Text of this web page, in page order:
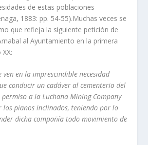
de estas poblaciones
1883: pp. 54-55).Muchas veces se
que refleja la siguiente petición de
al Ayuntamiento en la primera
ven en la imprescindible necesidad
conducir uncadáver al cementerio del
a la Luchana Mining Company
los pianos incli­nados, teniendo por lo
dicha compañí­a todo movimiento de